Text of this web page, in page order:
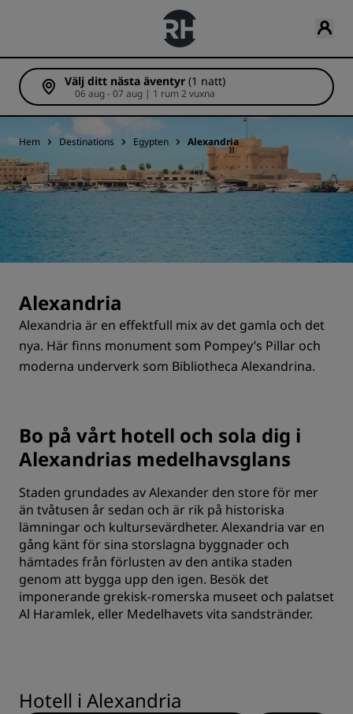
Välj ditt nästa äventyr (1 natt)
06 aug - 07 aug | 1 rum 2 vuxna
Hem Destinations Egypten Alexandria
Alexandria
Alexandria är en effektfull mix av det gamla och det
nya. Här finns monument som Pompey’s Pillar och
moderna underverk som Bibliotheca Alexandrina.
Bo på vårt hotell och sola dig i
Alexandrias medelhavsglans
Staden grundades av Alexander den store för mer
än tvåtusen år sedan och är rik på historiska
lämningar och kultursevärdheter. Alexandria var en
gång känt för sina storslagna byggnader och
hämtades från förlusten av den antika staden
genom att bygga upp den igen. Besök det
imponerande grekisk-romerska museet och palatset
Al Haramlek, eller Medelhavets vita sandstränder.
Hotell i Alexandria